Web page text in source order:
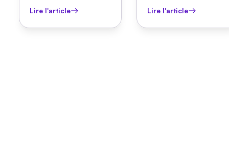
Lire l'article
Lire l'article